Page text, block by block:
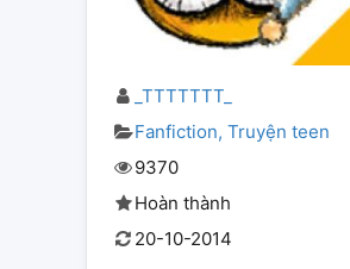
_TTTTTTT_
Fanfiction Truyện teen
9370
Hoàn thành
20-10-2014